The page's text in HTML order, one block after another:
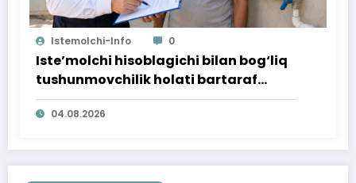
Istemolchi-Info 0
Iste’molchi hisoblagichi bilan bog‘liq
tushunmovchilik holati bartaraf
qilindi
04.08.2026